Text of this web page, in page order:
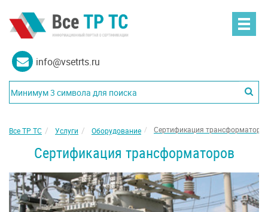
info@vsetrts.ru
Все ТР ТС Услуги Оборудование Сертификация
Сертификация трансформаторов